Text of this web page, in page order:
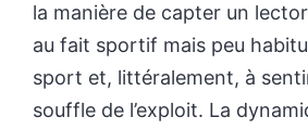
la manière de capter un
au fait sportif mais peu
sport et, littéralement, à
souffle de l’exploit. La